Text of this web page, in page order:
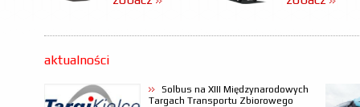
aktualności
Solbus na XIII Międzynarodowych
Targach Transportu Zbiorowego